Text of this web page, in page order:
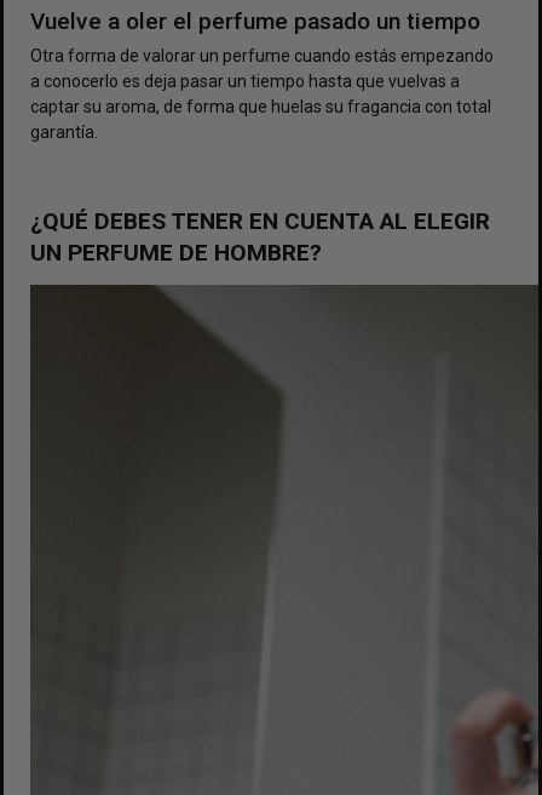
Vuelve a oler el perfume pasado un tiempo
Otra forma de valorar un perfume cuando estás empezando
a conocerlo es deja pasar un tiempo hasta que vuelvas a
captar su aroma, de forma que huelas su fragancia con total
garantía.
¿QUÉ DEBES TENER EN CUENTA AL ELEGIR
UN PERFUME DE HOMBRE?